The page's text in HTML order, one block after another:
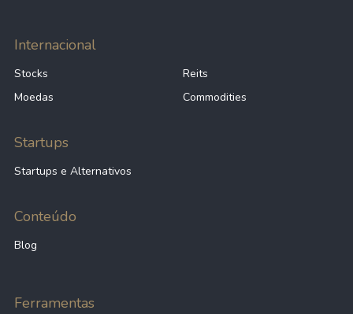
Internacional
Stocks
Reits
Moedas
Commodities
Startups
Startups e Alternativos
Conteúdo
Blog
Ferramentas